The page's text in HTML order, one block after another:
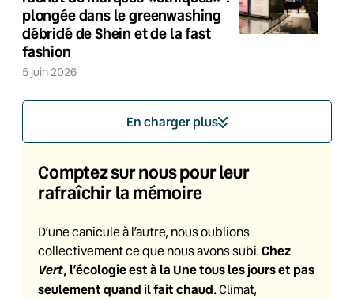
plongée dans le greenwashing
débridé de Shein et de la fast
fashion
5 juin 2026
En charger plus
Comptez sur nous pour leur
rafraîchir la mémoire
D’une canicule à l’autre, nous oublions
collectivement ce que nous avons subi.Chez
Vert, l’écologie est à la Une tous les jours et pas
seulement quand il fait chaud. Climat,